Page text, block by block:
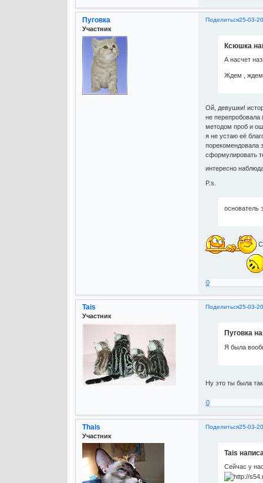
Поделиться25-03-
Пуговка
Участник
Ксюшка
А насчет
Ждем , ждем
Ой, девушки!
не перепробовала
методом проб и
я не устаю её
порекомендовала
сформулировать
интересно
P.s.
основатель
0
Поделиться25-03-
Tais
Участник
Пуговка
Я была
Ну это ты была
0
Поделиться25-03-
Thais
Участник
Tais
Сейчас у